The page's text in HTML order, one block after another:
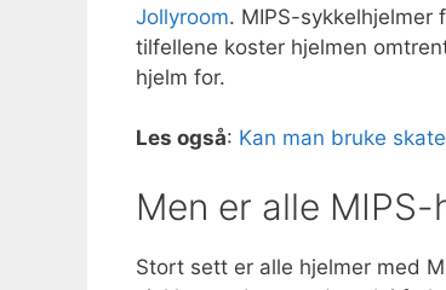
Jollyroom. MIPS-sykkelhjelmer
tilfellene koster hjelmen
hjelm for.
Les også: Kan man bruke
Men er alle
Stort sett er alle hjelmer med